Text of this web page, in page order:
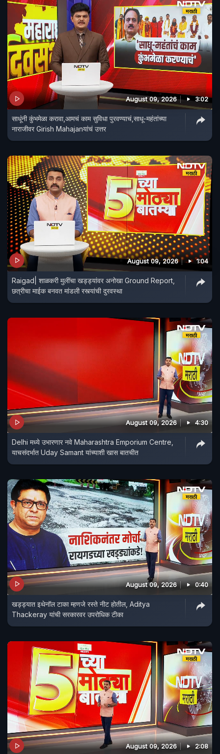
August 09, 2026 3:02
साधूंनी कुंभमेळा करावा,आमचं काम सुविधा पुरवण्याचं,साधू-महंतांच्या
नाराजीवर Girish Mahajanयांचं उत्तर
August 09, 2026 1:04
Raigad| शाळकरी मुलींचा खड्ड्यांवर अनोखा Ground Report,
छत्रीचा माईक बनवत मांडली रस्त्यांची दुरवस्था
August 09, 2026 4:30
Delhi मध्ये उभारणार नवे Maharashtra Emporium Centre,
याचसंदर्भात Uday Samant यांच्याशी खास बातचीत
August 09, 2026 0:40
खड्ड्यात इथेनॉल टाका म्हणजे रस्ते नीट होतील, Aditya
Thackeray यांची सरकारवर उपरोधिक टीका
August 09, 2026 2:08